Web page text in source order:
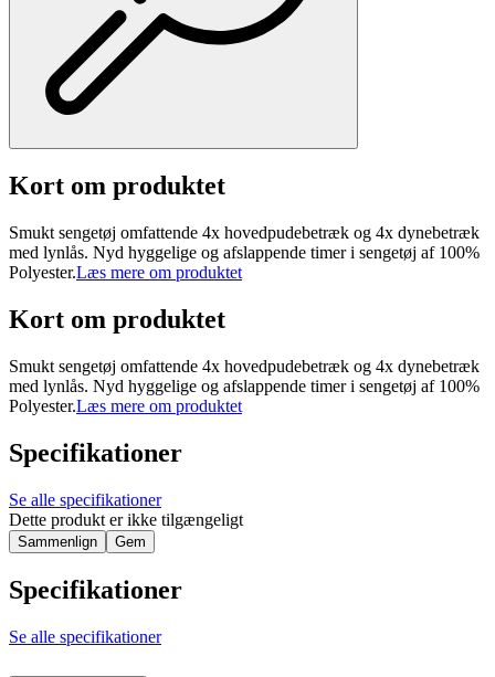
Kort om produktet
Smukt sengetøj omfattende 4x hovedpudebetræk og 4x dynebetræk
med lynlås. Nyd hyggelige og afslappende timer i sengetøj af 100%
Polyester.Læs mere om produktet
Kort om produktet
Smukt sengetøj omfattende 4x hovedpudebetræk og 4x dynebetræk
med lynlås. Nyd hyggelige og afslappende timer i sengetøj af 100%
Polyester.Læs mere om produktet
Specifikationer
Se alle specifikationer
Dette produkt er ikke tilgængeligt
Sammenlign Gem
Specifikationer
Se alle specifikationer